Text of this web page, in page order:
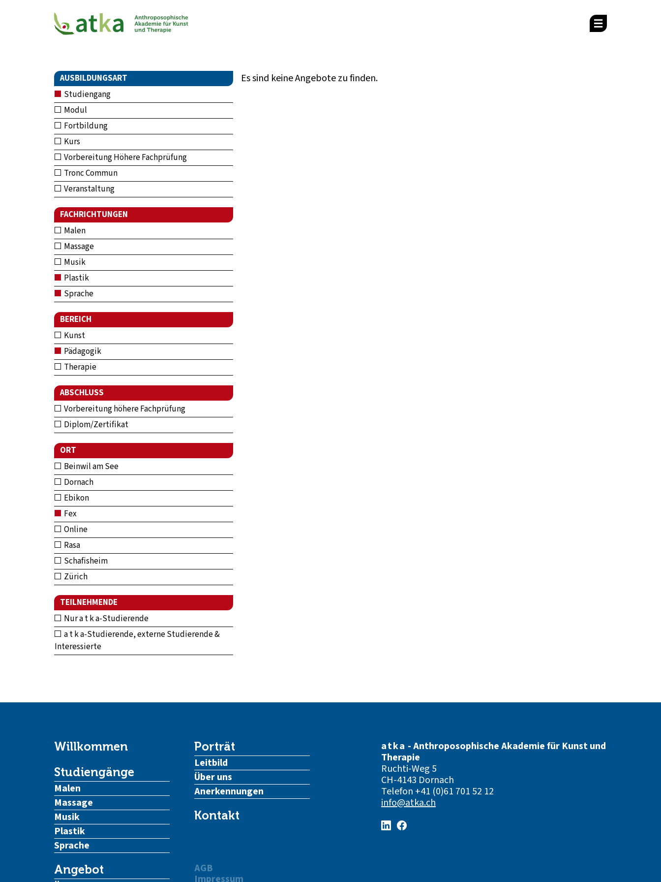
AUSBILDUNGSART
Studiengang
Modul
Fortbildung
Kurs
Vorbereitung Höhere Fachprüfung
Tronc Commun
Veranstaltung
FACHRICHTUNGEN
Malen
Massage
Musik
Plastik
Sprache
BEREICH
Kunst
Pädagogik
Therapie
ABSCHLUSS
Vorbereitung höhere Fachprüfung
Diplom/Zertifikat
ORT
Beinwil am See
Dornach
Ebikon
Fex
Online
Rasa
Schafisheim
Zürich
TEILNEHMENDE
Nur a t k a-Studierende
a t k a-Studierende, externe Studierende &
Interessierte
Es sind keine Angebote zu finden.
Willkommen
Studiengänge
Malen
Massage
Musik
Plastik
Sprache
Angebot
Porträt
Leitbild
Über uns
Anerkennungen
Kontakt
AGB
Impressum
atka - Anthroposophische Akademie für Kunst und
Therapie
Ruchti-Weg 5
CH-4143 Dornach
Telefon +41 (0)61 701 52 12
info@atka.ch